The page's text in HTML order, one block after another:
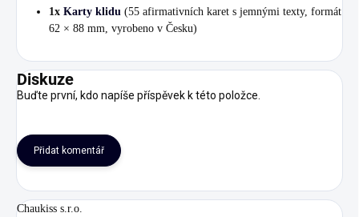
1x Karty klidu (55 afirmativních karet s jemnými texty, formát
62 × 88 mm, vyrobeno v Česku)
Diskuze
Buďte první, kdo napíše příspěvek k této položce.
Přidat komentář
Chaukiss s.r.o.